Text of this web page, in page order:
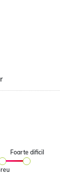
Foarte dificil